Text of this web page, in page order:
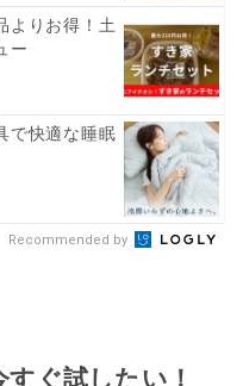
よりお得！土
ー
で快適な睡眠
Recommended by
すぐ試したい！